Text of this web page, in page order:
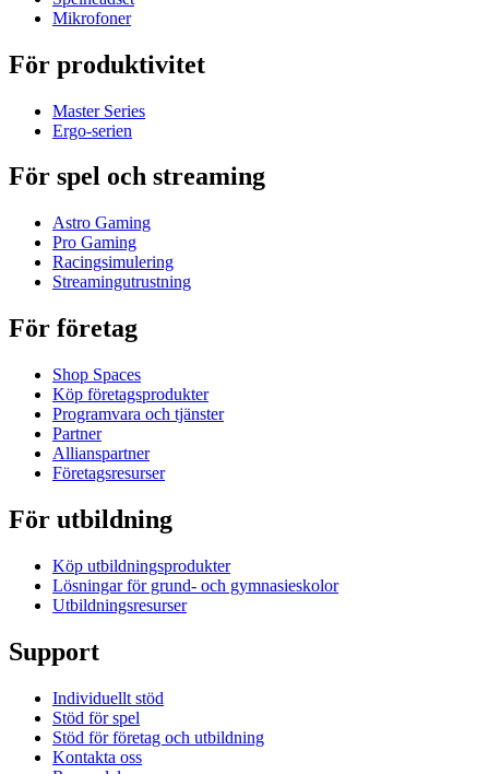
Mikrofoner
För produktivitet
Master Series
Ergo-serien
För spel och streaming
Astro Gaming
Pro Gaming
Racingsimulering
Streamingutrustning
För företag
Shop Spaces
Köp företagsprodukter
Programvara och tjänster
Partner
Allianspartner
Företagsresurser
För utbildning
Köp utbildningsprodukter
Lösningar för grund- och gymnasieskolor
Utbildningsresurser
Support
Individuellt stöd
Stöd för spel
Stöd för företag och utbildning
Kontakta oss